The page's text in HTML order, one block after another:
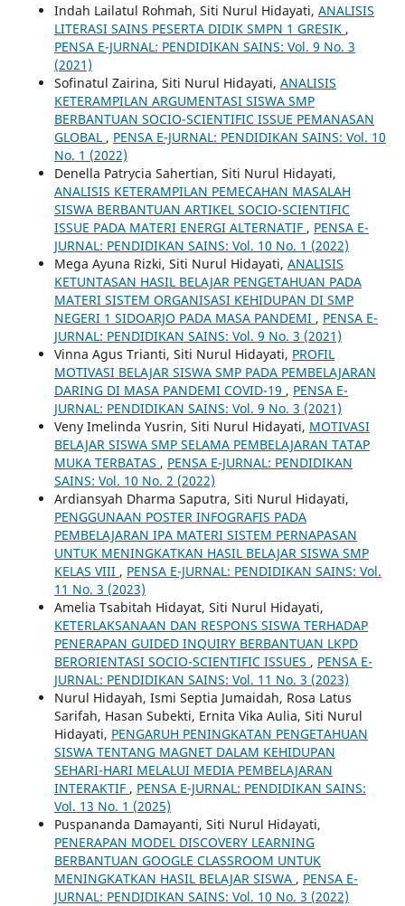
Indah Lailatul Rohmah, Siti Nurul Hidayati, ANALISIS
LITERASI SAINS PESERTA DIDIK SMPN 1 GRESIK ,
PENSA E-JURNAL: PENDIDIKAN SAINS: Vol. 9 No. 3
(2021)
Sofinatul Zairina, Siti Nurul Hidayati, ANALISIS
KETERAMPILAN ARGUMENTASI SISWA SMP
BERBANTUAN SOCIO-SCIENTIFIC ISSUE PEMANASAN
GLOBAL , PENSA E-JURNAL: PENDIDIKAN SAINS: Vol. 10
No. 1 (2022)
Denella Patrycia Sahertian, Siti Nurul Hidayati,
ANALISIS KETERAMPILAN PEMECAHAN MASALAH
SISWA BERBANTUAN ARTIKEL SOCIO-SCIENTIFIC
ISSUE PADA MATERI ENERGI ALTERNATIF , PENSA E-
JURNAL: PENDIDIKAN SAINS: Vol. 10 No. 1 (2022)
Mega Ayuna Rizki, Siti Nurul Hidayati, ANALISIS
KETUNTASAN HASIL BELAJAR PENGETAHUAN PADA
MATERI SISTEM ORGANISASI KEHIDUPAN DI SMP
NEGERI 1 SIDOARJO PADA MASA PANDEMI , PENSA E-
JURNAL: PENDIDIKAN SAINS: Vol. 9 No. 3 (2021)
Vinna Agus Trianti, Siti Nurul Hidayati, PROFIL
MOTIVASI BELAJAR SISWA SMP PADA PEMBELAJARAN
DARING DI MASA PANDEMI COVID-19 , PENSA E-
JURNAL: PENDIDIKAN SAINS: Vol. 9 No. 3 (2021)
Veny Imelinda Yusrin, Siti Nurul Hidayati, MOTIVASI
BELAJAR SISWA SMP SELAMA PEMBELAJARAN TATAP
MUKA TERBATAS , PENSA E-JURNAL: PENDIDIKAN
SAINS: Vol. 10 No. 2 (2022)
Ardiansyah Dharma Saputra, Siti Nurul Hidayati,
PENGGUNAAN POSTER INFOGRAFIS PADA
PEMBELAJARAN IPA MATERI SISTEM PERNAPASAN
UNTUK MENINGKATKAN HASIL BELAJAR SISWA SMP
KELAS VIII , PENSA E-JURNAL: PENDIDIKAN SAINS: Vol.
11 No. 3 (2023)
Amelia Tsabitah Hidayat, Siti Nurul Hidayati,
KETERLAKSANAAN DAN RESPONS SISWA TERHADAP
PENERAPAN GUIDED INQUIRY BERBANTUAN LKPD
BERORIENTASI SOCIO-SCIENTIFIC ISSUES , PENSA E-
JURNAL: PENDIDIKAN SAINS: Vol. 11 No. 3 (2023)
Nurul Hidayah, Ismi Septia Jumaidah, Rosa Latus
Sarifah, Hasan Subekti, Ernita Vika Aulia, Siti Nurul
Hidayati, PENGARUH PENINGKATAN PENGETAHUAN
SISWA TENTANG MAGNET DALAM KEHIDUPAN
SEHARI-HARI MELALUI MEDIA PEMBELAJARAN
INTERAKTIF , PENSA E-JURNAL: PENDIDIKAN SAINS:
Vol. 13 No. 1 (2025)
Puspananda Damayanti, Siti Nurul Hidayati,
PENERAPAN MODEL DISCOVERY LEARNING
BERBANTUAN GOOGLE CLASSROOM UNTUK
MENINGKATKAN HASIL BELAJAR SISWA , PENSA E-
JURNAL: PENDIDIKAN SAINS: Vol. 10 No. 3 (2022)